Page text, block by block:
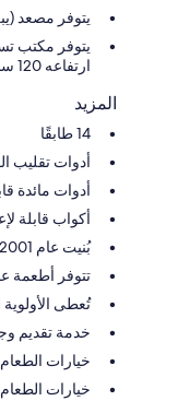
يتوفر مصعد (يبلغ
يتوفر مكتب
ارتفاعه 120 سم)
المزيد
14 طابقًا
أدوات تقليب
أدوات مائدة
أكواب قابلة
بُنيت عام 2001
تتوفر أطعمة عضوية
تُعطى
خدمة تقديم
خيارات الطعام
خيارات الطعام